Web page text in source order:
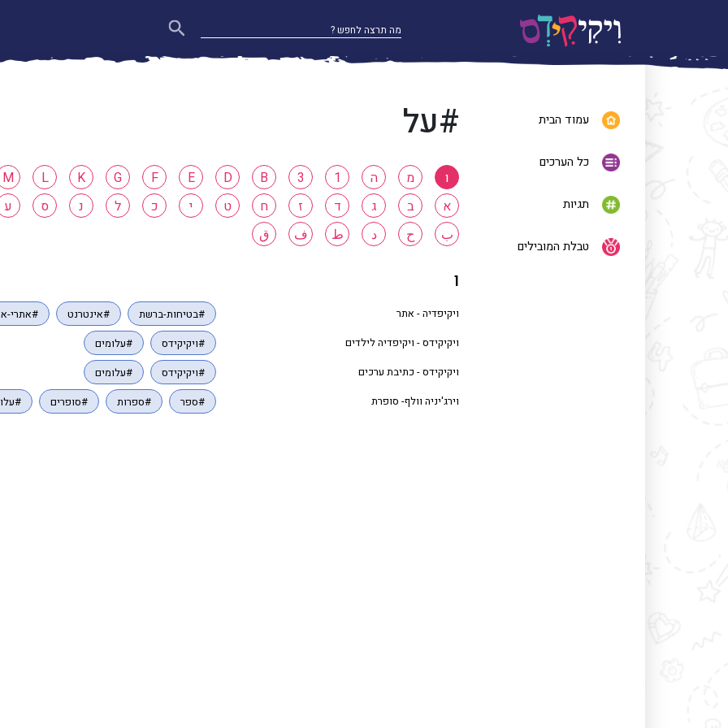
עמוד הבית
כל הערכים
תגיות
טבלת המובילים
#על
ו מ ה 1
3
B
D
E
F
G
K
L
M
א
ב ג ד ז ח ט י כ ל נ ס
ע
ب
ح د ط ف ق
ו
ויקיפדיה - אתר #בטיחות-ברשת #אינטרנט
#אתרי-
ויקיקידס - ויקיפדיה לילדים
#ויקיקידס
#עלומים
ויקיקידס - כתיבת ערכים
#ויקיקידס
#עלומים
וירג'יניה וולף- סופרת
#ספר #ספרות #סופרים